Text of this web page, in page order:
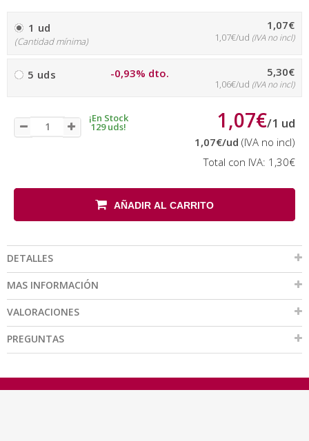
1 ud
(Cantidad mínima)
1,07€
1,07€/ud (IVA no incl)
5 uds -0,93% dto. 5,30€
1,06€/ud (IVA no incl)
¡En Stock
129 uds! 1,07€/1 ud
1,07€/ud (IVA no incl)
Total con IVA: 1,30€
AÑADIR AL CARRITO
DETALLES
MAS INFORMACIÓN
VALORACIONES
PREGUNTAS